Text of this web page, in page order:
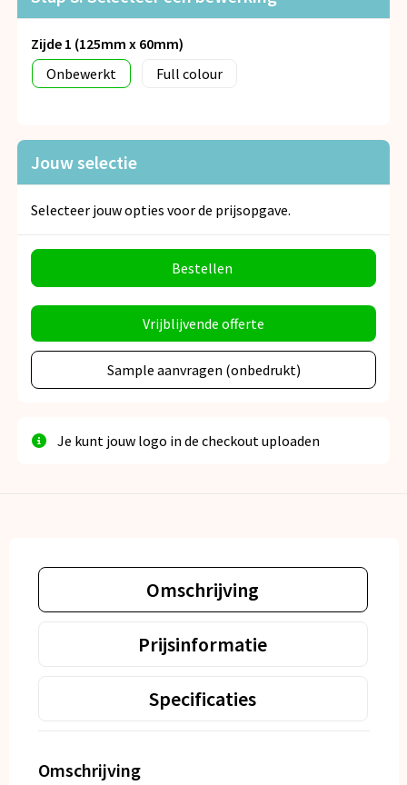
Zijde 1 (125mm x 60mm)
Onbewerkt
Full colour
Jouw selectie
Selecteer jouw opties voor de prijsopgave.
Bestellen
Vrijblijvende offerte
Sample aanvragen (onbedrukt)
Je kunt jouw logo in de checkout uploaden
Omschrijving
Prijsinformatie
Specificaties
Omschrijving